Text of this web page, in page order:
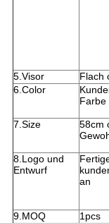
5.Visor
Flach
6.Color
Farbe
7.Size
58cm
8.Logo und
Entwurf
an
9.MOQ
1pcs